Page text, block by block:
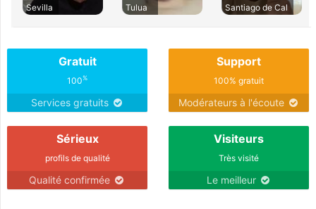
Sevilla
Tulua
Santiago de Cal
Gratuit
100%
Services gratuits
Support
100% gratuit
Modérateurs à l'écoute
Sérieux
profils de qualité
Qualité confirmée
Visiteurs
Très visité
Le meilleur